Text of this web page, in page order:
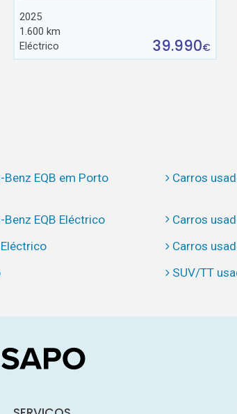
2025
1.600 km
Eléctrico
39.990€
EQB em Porto
Carros
EQB Eléctrico
Carros
Carros
SUV/TT